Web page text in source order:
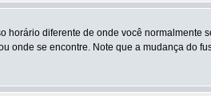
diferente de onde você
onde se encontre. Note que a mudança do